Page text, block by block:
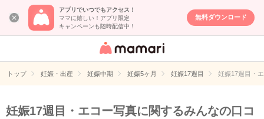
アプリでいつでもアクセス！
ママに嬉しい！アプリ限定
キャンペーンも随時配信中！
無料ダウンロード
女性専用匿名QA
イト
トップ 妊娠・出産 妊娠中期 妊娠5ヶ月 妊娠17週目 妊娠17週目・
妊娠17週目・エコー写真に関するみんなの口コ